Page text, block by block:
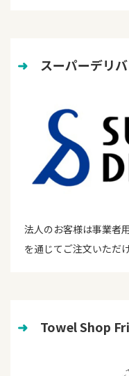
➜ スーパーデリ
法人のお客様は事業者
を通じてご注文いただけ
➜ Towel Shop